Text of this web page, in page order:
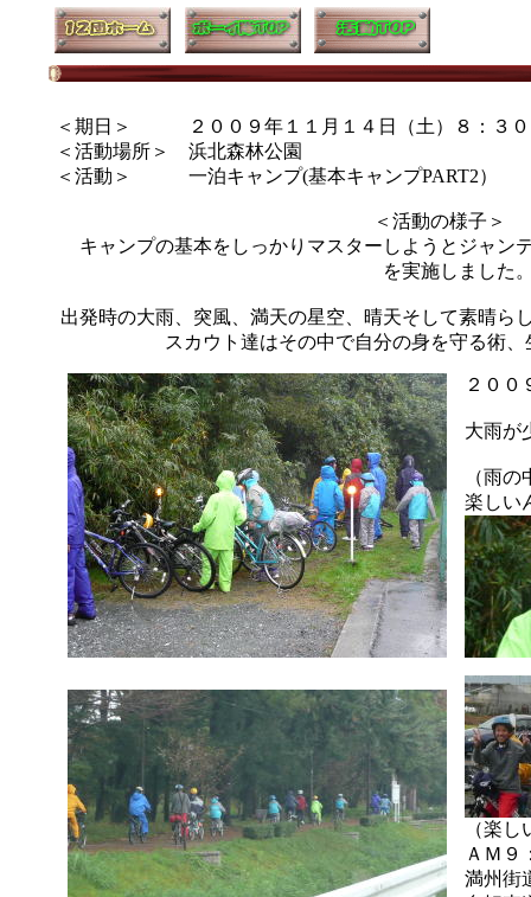
＜期日＞ ２００９年１１月１４日（土）８：３０
＜活動場所＞ 浜北森林公園
＜活動＞ 一泊キャンプ(基本キャンプPART2）
＜活動の様子
キャンプの基本をしっかりマスターしようとジャン
を実施しました
出発時の大雨、突風、満天の星空、晴天そして素晴ら
スカウト達はその中で自分の身を守る術
２００
大雨が
（雨
楽しい
（楽
ＡＭ９
満州街